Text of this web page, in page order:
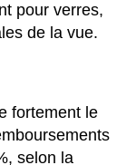
pour verres,
de la vue.
fortement le
selon la